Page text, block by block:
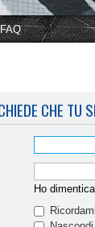
FAQ
CHE TU
Ho
Ricordami